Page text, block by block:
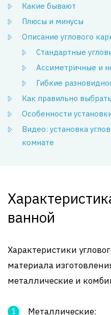
Какие бывают
Плюсы и минусы
Описание углового
Стандартные
Ассиметричные и
Гибкие
Как правильно выбрать
Особенности
Видео: установка
комнате
ванной
Характеристики
материала
металлические и
Металлические: